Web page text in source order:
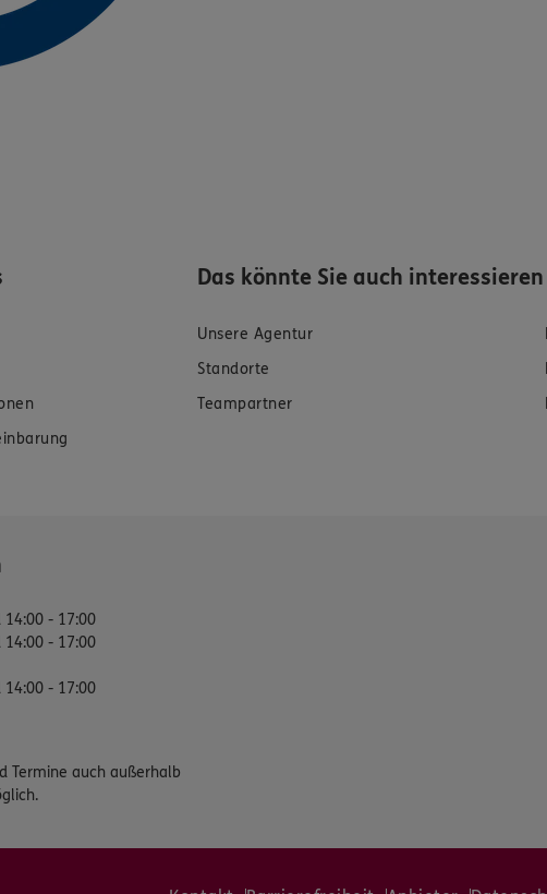
Das könnte Sie auch interessieren
Unsere Agentur
Standorte
Teampartner
14:00 - 17:00
14:00 - 17:00
14:00 - 17:00
Termine auch außerhalb